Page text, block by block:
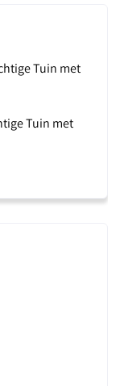
Tuin met
Tuin met